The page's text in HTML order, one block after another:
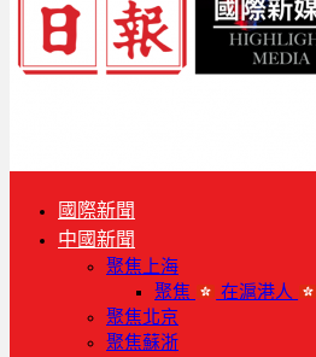
國際新聞
中國新聞
聚焦上海
聚焦
在滬港人
聚焦北京
聚焦蘇浙